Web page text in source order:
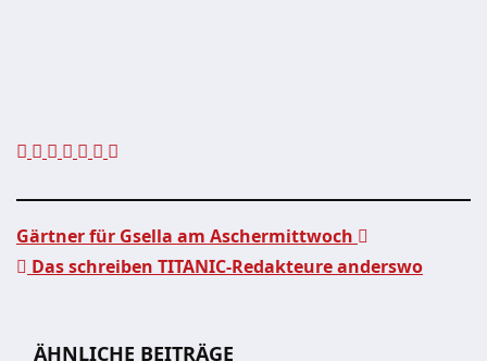
Gärtner für Gsella am Aschermittwoch
Das schreiben TITANIC-Redakteure anderswo
ÄHNLICHE BEITRÄGE